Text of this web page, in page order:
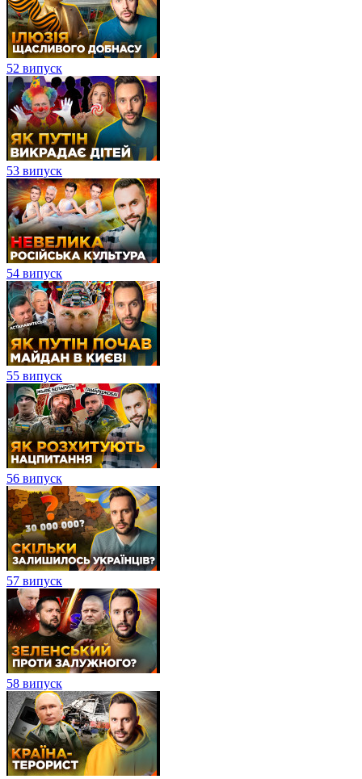
52 випуск
53 випуск
54 випуск
55 випуск
56 випуск
57 випуск
58 випуск